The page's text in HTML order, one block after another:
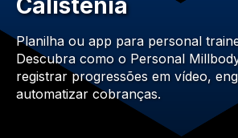
Calistenia
Planilha ou app para personal
Descubra como o Personal
registrar progressões em vídeo,
automatizar cobranças.